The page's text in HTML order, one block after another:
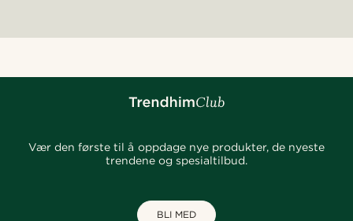
Vær den første til å oppdage nye produkter, de nyeste
trendene og spesialtilbud.
BLI MED